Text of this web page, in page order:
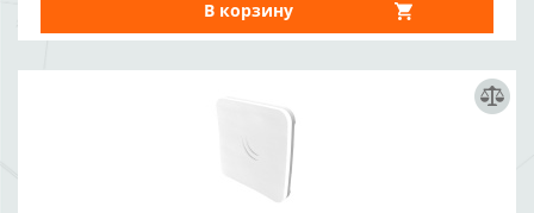
В корзину